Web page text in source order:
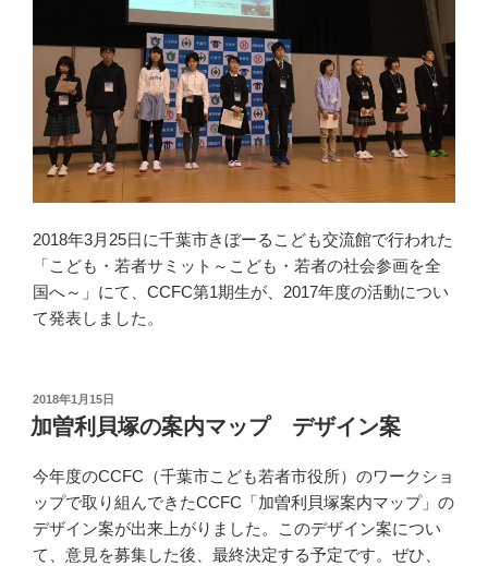
2018年3月25日に千葉市きぼーるこども交流館で行われた
「こども・若者サミット～こども・若者の社会参画を全
国へ～」にて、CCFC第1期生が、2017年度の活動につい
て発表しました。
投
稿
日:
2018年1月15日
加曽利貝塚の案内マップ デザイン案
今年度のCCFC（千葉市こども若者市役所）のワークショ
ップで取り組んできたCCFC「加曽利貝塚案内マップ」の
デザイン案が出来上がりました。このデザイン案につい
て、意見を募集した後、最終決定する予定です。ぜひ、